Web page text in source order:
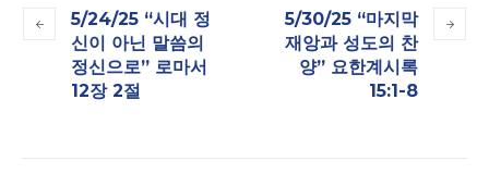
5/24/25 “시대 정
신이 아닌 말씀의
정신으로”​ 로마서
12장 2절
5/30/25 “마지막
재앙과 성도의 찬
양” 요한계시록
15:1-8